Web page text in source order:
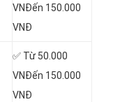
VNĐến 150.000
VNĐ
✅ Từ 50.000
VNĐến 150.000
VNĐ